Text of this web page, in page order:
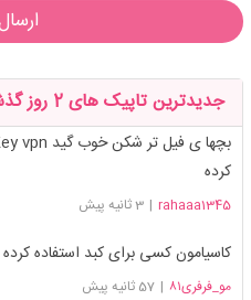
جدیدترین تاپیک های 2 روز گذشته
کرده
rahaaa1345
| 3 ثانیه پیش
کاسیامون کسی برای کبد استفاده کرده
مو_فرفری۸۱ | 57 ثانیه پیش